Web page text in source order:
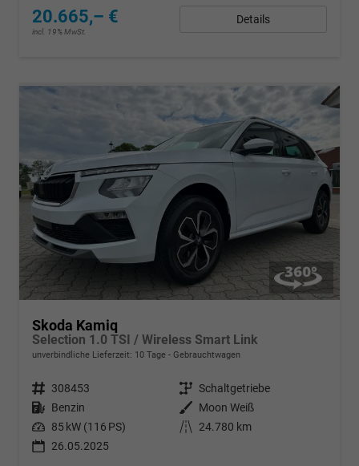
20.665,– €
incl. 19% MwSt.
Details
Skoda Kamiq
Selection 1.0 TSI / Wireless Smart Link
unverbindliche Lieferzeit: 10 Tage Gebrauchtwagen
Fahrzeugnr. 308453 Getriebe Schaltgetriebe
Kraftstoff Benzin Außenfarbe
Moon Weiß
Leistung 85 kW (116 PS) Kilometerstand
24.780 km
26.05.2025